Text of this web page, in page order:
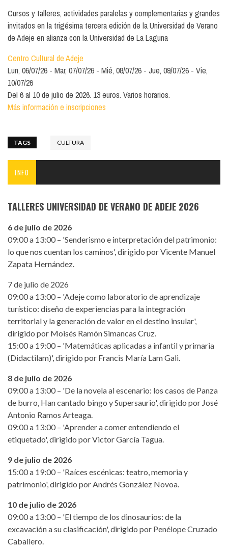
Cursos y talleres, actividades paralelas y complementarias y grandes
invitados en la trigésima tercera edición de la Universidad de Verano
de Adeje en alianza con la Universidad de La Laguna
Centro Cultural de Adeje
Lun, 06/07/26
Mar, 07/07/26 Mié, 08/07/26 Jue, 09/07/26
Vie,
10/07/26
Del 6 al 10 de julio de 2026. 13 euros. Varios horarios.
Más información e inscripciones
TAGS CULTURA
INFO
TALLERES UNIVERSIDAD DE VERANO DE ADEJE 2026
6 de julio de 2026
09:00 a 13:00 – 'Senderismo e interpretación del patrimonio:
lo que nos cuentan los caminos', dirigido por Vicente Manuel
Zapata Hernández.
7 de julio de 2026
09:00 a 13:00 – 'Adeje como laboratorio de aprendizaje
turístico: diseño de experiencias para la integración
territorial y la generación de valor en el destino insular',
dirigido por Moisés Ramón Simancas Cruz.
15:00 a 19:00 – 'Matemáticas aplicadas a infantil y primaria
(Didactilam)', dirigido por Francis María Lam Gali.
8 de julio de 2026
09:00 a 13:00 – 'De la novela al escenario: los casos de Panza
de burro, Han cantado bingo y Supersaurio', dirigido por José
Antonio Ramos Arteaga.
09:00 a 13:00 – 'Aprender a comer entendiendo el
etiquetado', dirigido por Victor García Tagua.
9 de julio de 2026
15:00 a 19:00 – 'Raíces escénicas: teatro, memoria y
patrimonio', dirigido por Andrés González Novoa.
10 de julio de 2026
09:00 a 13:00 – 'El tiempo de los dinosaurios: de la
excavación a su clasificación', dirigido por Penélope Cruzado
Caballero.